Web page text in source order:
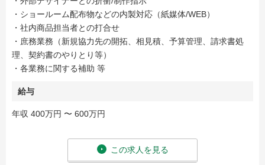
・ショールーム配布物などの内製対応（紙媒体/WEB）
・社内商品担当者との打合せ
・庶務業務（新規協⼒先の開拓、相⾒積、予算管理、請求書処
理、契約書のやりとり等）
・各業務に関する補助 等
給与
年収 400万円 〜 600万円
この求人を見る